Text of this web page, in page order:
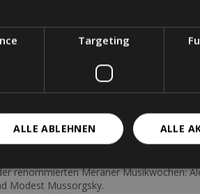
Meran
in Meran – eine perfekte
renommierten Meraner Musikwochen:
Modest Mussorgsky.
Targeting
ALLE
ALLE ABLEHNEN